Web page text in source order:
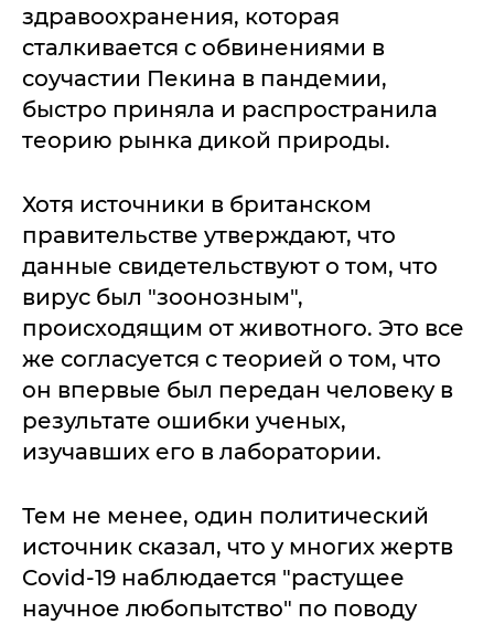
здравоохранения, которая
сталкивается с обвинениями в
соучастии Пекина в пандемии,
быстро приняла и распространила
теорию рынка дикой природы.
Хотя источники в британском
правительстве утверждают, что
данные свидетельствуют о том, что
вирус был "зоонозным",
происходящим от животного. Это все
же согласуется с теорией о том, что
он впервые был передан человеку в
результате ошибки ученых,
изучавших его в лаборатории.
Тем не менее, один политический
источник сказал, что у многих жертв
Covid-19 наблюдается "растущее
научное любопытство" по поводу